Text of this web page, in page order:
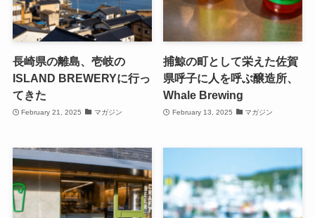
長崎県の離島、壱岐の
ISLAND BREWERYに行っ
てきた
February 21, 2025 マガジン
捕鯨の町として栄えた佐賀
県呼子に人を呼ぶ醸造所、
Whale Brewing
February 13, 2025 マガジン